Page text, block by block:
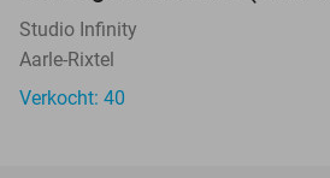
Studio Infinity
Aarle-Rixtel
Verkocht: 40